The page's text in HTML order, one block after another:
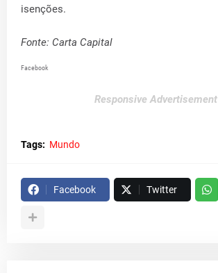
isenções.
Fonte: Carta Capital
Facebook
Responsive Advertisement
Tags: Mundo
Facebook Twitter